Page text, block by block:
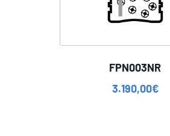
FPN003NR
3.190,00€